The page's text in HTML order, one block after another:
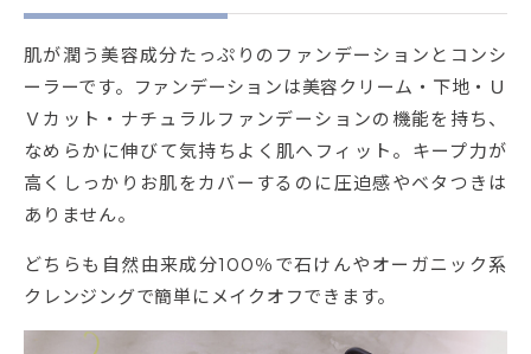
肌が潤う美容成分たっぷりのファンデーションとコンシ
ーラーです。ファンデーションは美容クリーム・下地・Ｕ
Ｖカット・ナチュラルファンデーションの機能を持ち、
なめらかに伸びて気持ちよく肌へフィット。キープ力が
高くしっかりお肌をカバーするのに圧迫感やベタつきは
ありません。
どちらも自然由来成分100％で石けんやオーガニック系
クレンジングで簡単にメイクオフできます。